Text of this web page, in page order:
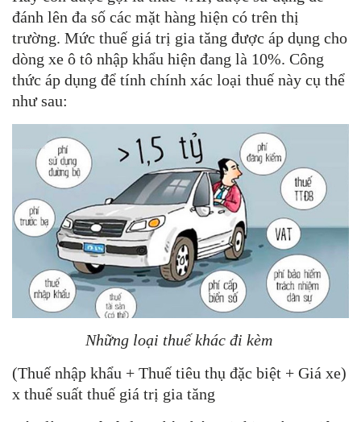
đánh lên đa số các mặt hàng hiện có trên thị
trường. Mức thuế giá trị gia tăng được áp dụng cho
dòng xe ô tô nhập khẩu hiện đang là 10%. Công
thức áp dụng để tính chính xác loại thuế này cụ thể
như sau:
Những loại thuế khác đi kèm
(Thuế nhập khẩu + Thuế tiêu thụ đặc biệt + Giá xe)
x thuế suất thuế giá trị gia tăng